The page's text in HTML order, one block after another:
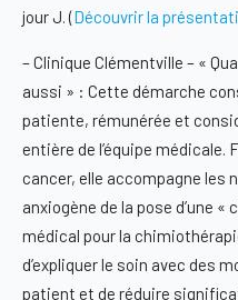
jour J. (Découvrir la
– Clinique Clémentville – «
aussi » : Cette démarche
patiente, rémunérée et
entière de l’équipe médicale.
cancer, elle accompagne les
anxiogène de la pose d’une
médical pour la
d’expliquer le soin avec des
patient et de réduire